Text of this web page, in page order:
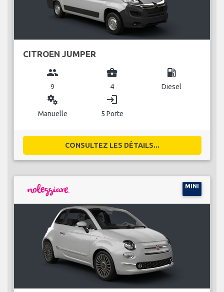
CITROEN JUMPER
group
9
business_center
4
local_gas_station
Diesel
miscellaneous_services
Manuelle
login
5 Porte
CONSULTEZ LES DÉTAILS...
MINI